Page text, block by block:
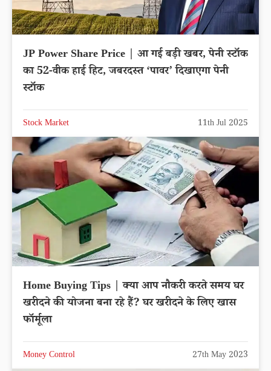
JP Power Share Price | आ गई बड़ी खबर, पेनी स्टॉक
का 52-वीक हाई हिट, जबरदस्त ‘पावर’ दिखाएगा पेनी
स्टॉक
Stock Market 11th Jul 2025
Home Buying Tips | क्या आप नौकरी करते समय घर
खरीदने की योजना बना रहे हैं? घर खरीदने के लिए खास
फॉर्मूला
Money Control 27th May 2023